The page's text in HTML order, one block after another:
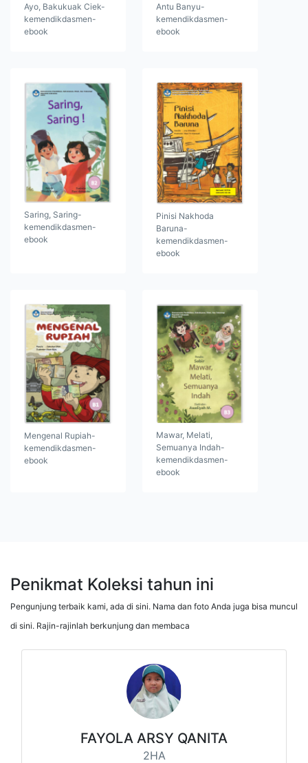
Ayo, Bakukuak Ciek-
kemendikdasmen-
ebook
Antu Banyu-
kemendikdasmen-
ebook
Saring, Saring-
kemendikdasmen-
ebook
Pinisi Nakhoda
Baruna-
kemendikdasmen-
ebook
Mengenal Rupiah-
kemendikdasmen-
ebook
Mawar, Melati,
Semuanya Indah-
kemendikdasmen-
ebook
Penikmat Koleksi tahun ini
Pengunjung terbaik kami, ada di sini. Nama dan foto Anda juga bisa muncul
di sini. Rajin-rajinlah berkunjung dan membaca
FAYOLA ARSY QANITA
2HA